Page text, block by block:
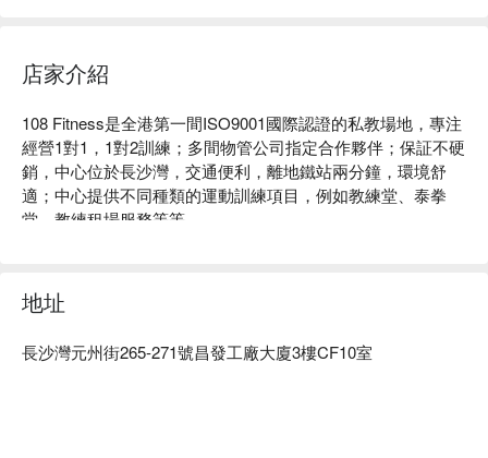
店家介紹
108 Fitness是全港第一間ISO9001國際認證的私教場地，專注
經營1對1，1對2訓練；多間物管公司指定合作夥伴；保証不硬
銷，中心位於長沙灣，交通便利，離地鐵站兩分鐘，環境舒
適；中心提供不同種類的運動訓練項目，例如教練堂、泰拳
堂、教練租場服務等等。
地址
長沙灣元州街265-271號昌發工廠大廈3樓CF10室